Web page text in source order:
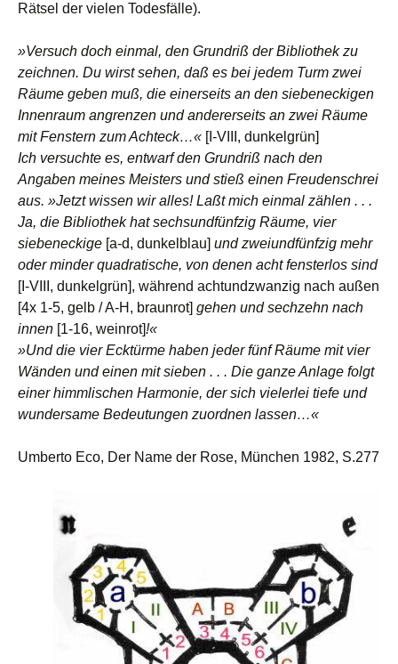
Rätsel der vielen Todesfälle).
»Versuch doch einmal, den Grundriß der Bibliothek zu
zeichnen. Du wirst sehen, daß es bei jedem Turm zwei
Räume geben muß, die einerseits an den siebeneckigen
Innenraum angrenzen und andererseits an zwei Räume
mit Fenstern zum Achteck…« [I-VIII, dunkelgrün]
Ich versuchte es, entwarf den Grundriß nach den
Angaben meines Meisters und stieß einen Freudenschrei
aus. »Jetzt wissen wir alles! Laßt mich einmal zählen . . .
Ja, die Bibliothek hat sechsundfünfzig Räume, vier
siebeneckige [a-d, dunkelblau] und zweiundfünfzig mehr
oder minder quadratische, von denen acht fensterlos sind
[I-VIII, dunkelgrün], während achtundzwanzig nach außen
[4x 1-5, gelb / A-H, braunrot] gehen und sechzehn nach
innen [1-16, weinrot]!«
»Und die vier Ecktürme haben jeder fünf Räume mit vier
Wänden und einen mit sieben . . . Die ganze Anlage folgt
einer himmlischen Harmonie, der sich vielerlei tiefe und
wundersame Bedeutungen zuordnen lassen…«
Umberto Eco, Der Name der Rose, München 1982, S.277